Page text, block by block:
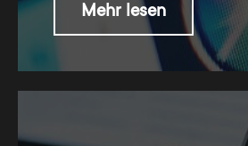
Mehr lesen